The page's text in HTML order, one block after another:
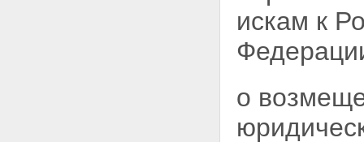
искам к
о